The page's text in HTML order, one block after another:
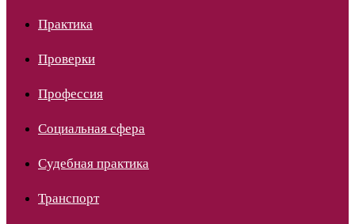
Практика
Проверки
Профессия
Социальная сфера
Судебная практика
Транспорт